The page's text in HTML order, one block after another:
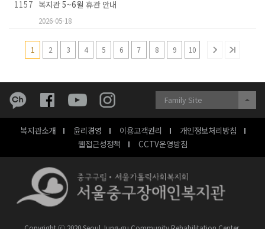
1157 복지관 5~6월 휴관 안내
2026-05-18
1 2 3 4 5 6 7 8 9 10
복지관소개 윤리경영 이용고객권리
개인정보처리방침
웹접근성정책
CCTV운영방침
Family Site